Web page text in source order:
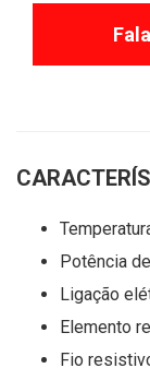
Potência
Ligação
Elemento
Fio